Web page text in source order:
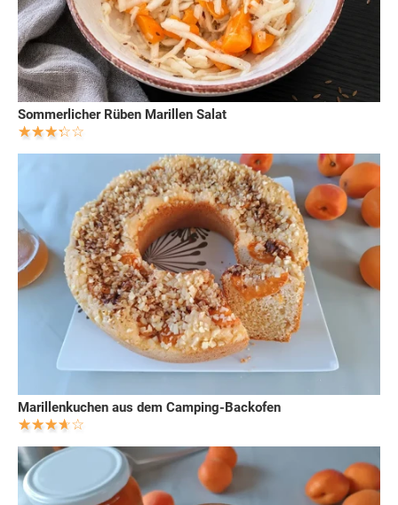
Sommerlicher Rüben Marillen Salat
Marillenkuchen aus dem Camping-Backofen